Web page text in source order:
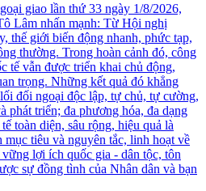
giao lần thứ 33 ngày 1/8/2026,
Lâm nhấn mạnh: Từ Hội nghị
thế giới biến động nhanh, phức tạp,
thường. Trong hoàn cảnh đó, công
tế vẫn được triển khai chủ động,
trọng. Những kết quả đó khẳng
đối ngoại độc lập, tự chủ, tự cường,
phát triển; đa phương hóa, đa dạng
toàn diện, sâu rộng, hiệu quả là
tiêu và nguyên tắc, linh hoạt về
lợi ích quốc gia - dân tộc, tôn
sự đồng tình của Nhân dân và bạn